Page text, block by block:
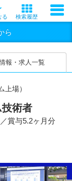
る 検索履歴
ら
報・求人一覧
上場）
術者
賞与5.2ヶ月分